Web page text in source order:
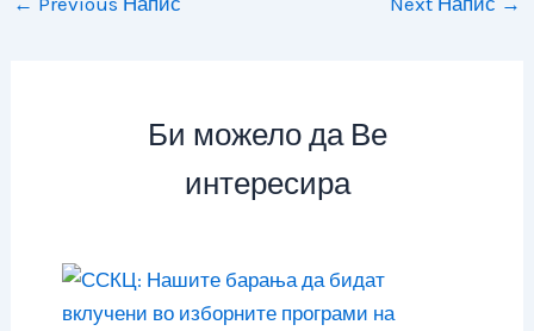
Би можело да Ве
интересира